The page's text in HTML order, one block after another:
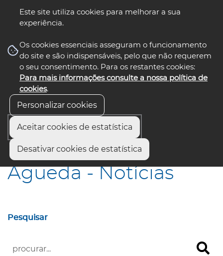
Este site utiliza cookies para melhorar a sua
experiência.
Os cookies essenciais asseguram o funcionamento
do site e são indispensáveis, pelo que não requerem
o seu consentimento. Para os restantes cookies:
Para mais informações consulte a nossa política de
cookies.
Personalizar cookies
Aceitar cookies de estatística
Desativar cookies de estatística
nos select language
Início Águeda - Notícias
Águeda - Notícias
Pesquisar